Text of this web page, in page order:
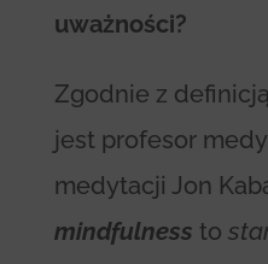
uważności?
Zgodnie z
jest profesor
medytacji Jon
mindfulness to